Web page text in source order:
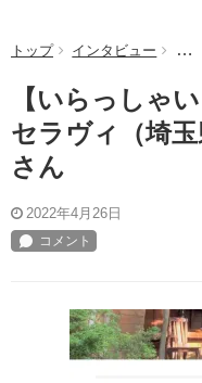
トップ インタビュー 【
【いらっしゃ
セラヴィ（埼
さん
2022年4月26日